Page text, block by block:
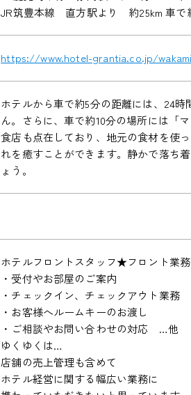
JR筑豊本線 直方駅より 約25km 車で
https://www.hotel-grantia.co.jp/
ホテルから車で約5分の距離には、24
ん。さらに、車で約10分の場所には「
食店も点在しており、地元の食材を使
れを癒すことができます。静かで落ち
ょう。
ホテルフロントスタッフ★フロント業
・受付やお部屋のご案内
・チェックイン、チェックアウト業務
・お客様へルームキーのお渡し
・ご相談やお問い合わせの対応 …他
ゆくゆくは…
店舗の売上管理も含めて
ホテル経営に関する幅広い業務に